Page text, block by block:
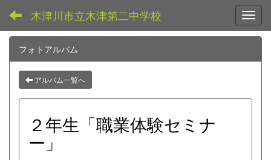
木津川市立木津第二中学校
フォトアルバム
アルバム一覧へ
２年生「職業体験セミナ
ー」